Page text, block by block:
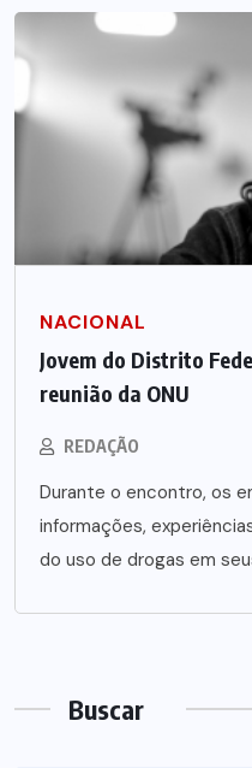
NACIONAL
Jovem do Distrito
reunião da ONU
REDAÇÃO
Durante o encontro, os
informações,
do uso de drogas em
Buscar